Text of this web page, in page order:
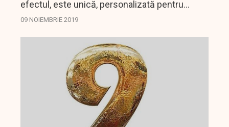
efectul, este unică, personalizată pentru
evenimentul respectiv și profund originală.
09 NOIEMBRIE 2019